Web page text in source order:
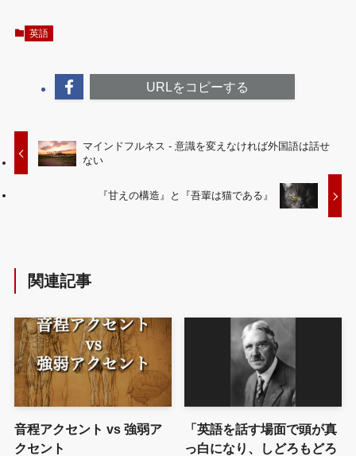
英語
URLをコピーする
マインドフルネス - 意識を変えなければ外国語は話せ
ない
『甘えの構造』と『吾輩は猫である』
関連記事
音程アクセント vs 強弱ア
クセント
「英語を話す場面で頭が真
っ白になり、しどろもどろ